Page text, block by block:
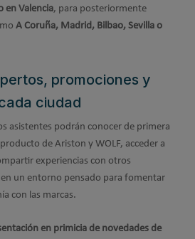
en Valencia, para posteriormente
A Coruña, Madrid, Bilbao, Sevilla o
promociones y
ciudad
asistentes podrán conocer de primera
de Ariston y WOLF, acceder a
experiencias con otros
un entorno pensado para fomentar
con las marcas.
en primicia de novedades de